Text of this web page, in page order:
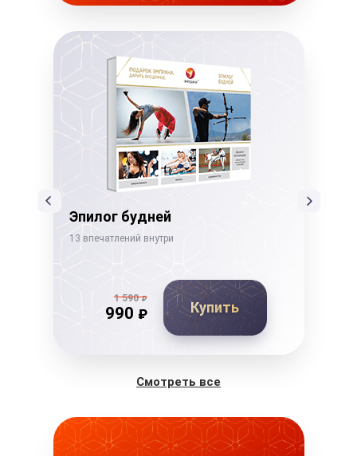
Эпилог будней
13 впечатлений внутри
1 590₽
990 ₽ Купить
Смотреть все